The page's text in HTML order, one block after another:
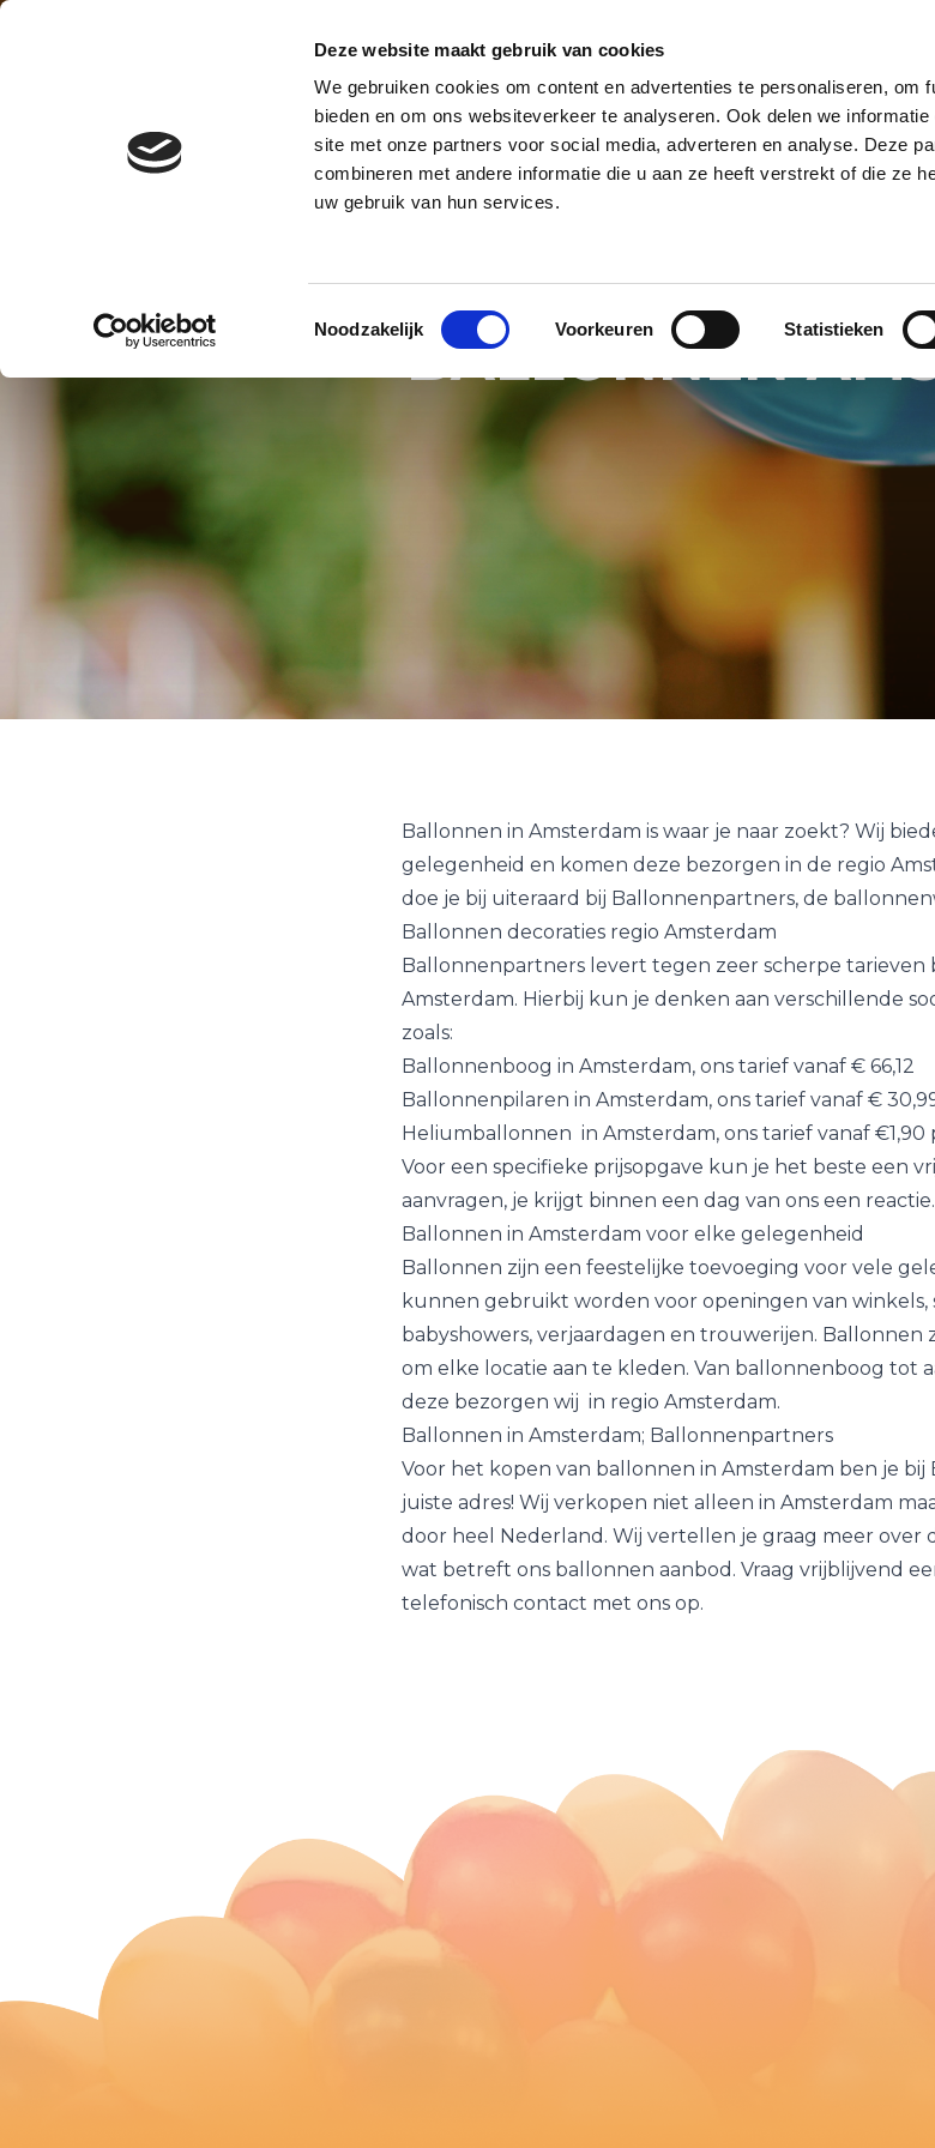
Deze website maakt gebruik van cookies
We gebruiken cookies om content en advertenties te personaliseren, om
bieden en om ons websiteverkeer te analyseren. Ook delen we
site met onze partners voor social media, adverteren en analyse. Deze
combineren met andere informatie die u aan ze heeft verstrekt of die ze
uw gebruik van hun services.
Toestemmingsselectie
Noodzakelijk Voorkeuren Statistieken
BALLONNENBOOGBALLONNENPILAARHELIUM BALLONNENHELIUM BALLON
BALLONNEN DECORATIES SPECIALS BALLONNEN BEZORGSERVICE
BALLONNEN
Ballonnen in Amsterdam is waar je naar zoekt? Wij
gelegenheid en komen deze bezorgen in de regio
doe je bij uiteraard bij Ballonnenpartners, de
Ballonnen decoraties regio Amsterdam
Ballonnenpartners levert tegen zeer scherpe tarieven
Amsterdam. Hierbij kun je denken aan verschillende
zoals:
Ballonnenboog in Amsterdam, ons tarief vanaf € 66,12
Ballonnenpilaren in Amsterdam, ons tarief vanaf €
Heliumballonnen in Amsterdam, ons tarief vanaf €1,90
Voor een specifieke prijsopgave kun je het beste een
aanvragen, je krijgt binnen een dag van ons een reactie.
Ballonnen in Amsterdam voor elke gelegenheid
Ballonnen zijn een feestelijke toevoeging voor vele
kunnen gebruikt worden voor openingen van winkels,
babyshowers, verjaardagen en trouwerijen. Ballonnen
om elke locatie aan te kleden. Van ballonnenboog tot
deze bezorgen wij in regio Amsterdam.
Ballonnen in Amsterdam; Ballonnenpartners
Voor het kopen van ballonnen in Amsterdam ben je
juiste adres! Wij verkopen niet alleen in Amsterdam
door heel Nederland. Wij vertellen je graag meer over
wat betreft ons ballonnen aanbod. Vraag vrijblijvend
telefonisch contact met ons op.